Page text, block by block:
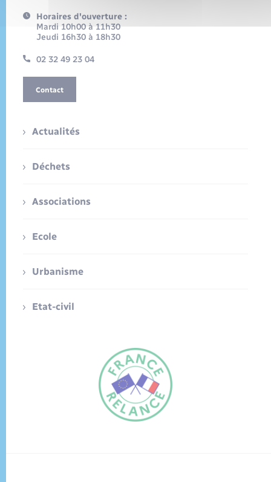
Horaires d'ouverture :
Mardi 10h00 à 11h30
Jeudi 16h30 à 18h30
02 32 49 23 04
Contact
Actualités
Déchets
Associations
Ecole
Urbanisme
Etat-civil